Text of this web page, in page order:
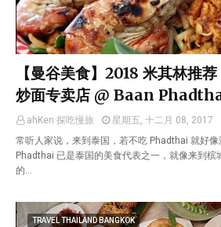
【曼谷美食】2018 米其林推
炒面专卖店 @ Baan
ahKen 探吃慢旅
星期五, 十二月 08, 2017
常听人家说，来到泰国，若不吃 Phadthai 就好
Phadthai 已是泰国的美食代表之一，就像来到槟
的…
TRAVEL THAILAND BANGKOK